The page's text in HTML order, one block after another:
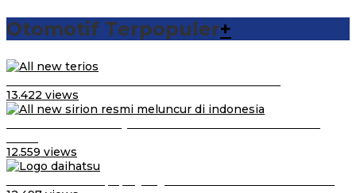
Otomotif Terpopuler+
13.422 views
12.559 views